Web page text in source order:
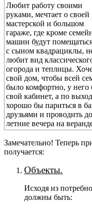
Любит работу своими
руками, мечтает о своей
мастерской и большом
гараже, где кроме
машин будут
с сыном квадрациклы,
любит вид
огорода и теплицы.
свой дом, чтобы всей
было комфортно, у него
свой кабинет, а по
хорошо бы париться в
друзьями и проводить
летние вечера на
Замечательно! Теперь
получается:
Объекты.
Исходя из
должны быть: